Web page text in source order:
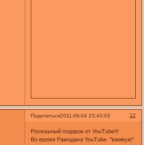
Поделиться 12
2011-08-04 23:43:03
Роскошный подарок от YouTube!!!
Во время Рамадана YouTube "вживую"